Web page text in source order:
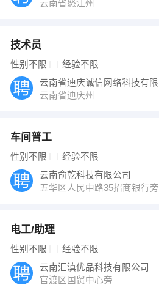
云南省怒江州
技术员
性别不限 经验不限
云南省迪庆州
车间普工
性别不限 经验不限
云南俞乾科技有限公司
五华区人民中路35招商银行旁
电工/助理
性别不限 经验不限
云南汇滇优品科技有限公司
官渡区国贸中心旁